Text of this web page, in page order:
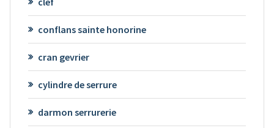
conflans sainte honorine
cran gevrier
cylindre de serrure
darmon serrurerie